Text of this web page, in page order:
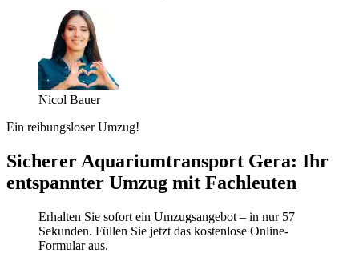
Nicol Bauer
Ein reibungsloser Umzug!
Sicherer Aquariumtransport Gera: Ihr
entspannter Umzug mit Fachleuten
Erhalten Sie sofort ein Umzugsangebot – in nur 57
Sekunden. Füllen Sie jetzt das kostenlose Online-
Formular aus.